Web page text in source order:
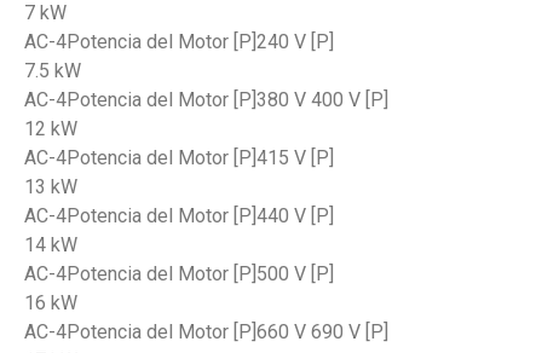
7 kW
AC-4Potencia del Motor [P]240 V [P]
7.5 kW
AC-4Potencia del Motor [P]380 V 400 V [P]
12 kW
AC-4Potencia del Motor [P]415 V [P]
13 kW
AC-4Potencia del Motor [P]440 V [P]
14 kW
AC-4Potencia del Motor [P]500 V [P]
16 kW
AC-4Potencia del Motor [P]660 V 690 V [P]